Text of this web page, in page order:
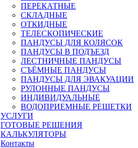
ПЕРЕКАТНЫЕ
СКЛАДНЫЕ
ОТКИДНЫЕ
ТЕЛЕСКОПИЧЕСКИЕ
ПАНДУСЫ ДЛЯ КОЛЯСОК
ПАНДУСЫ В ПОДЪЕЗД
ЛЕСТНИЧНЫЕ ПАНДУСЫ
CЪЁМНЫЕ ПАНДУСЫ
ПАНДУСЫ ДЛЯ ЭВАКУАЦИИ
РУЛОННЫЕ ПАНДУСЫ
ИНДИВИДУАЛЬНЫЕ
ВОДОПРИЕМНЫЕ РЕШЕТКИ
УСЛУГИ
ГОТОВЫЕ РЕШЕНИЯ
КАЛЬКУЛЯТОРЫ
Контакты